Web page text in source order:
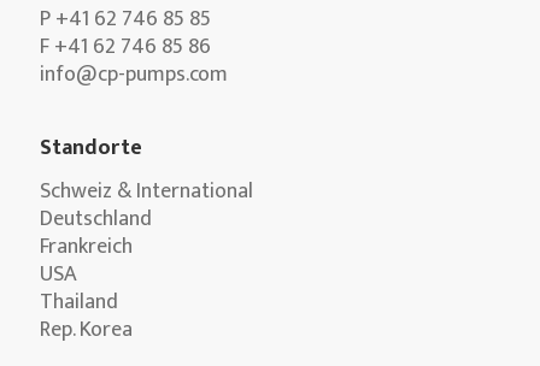
P +41 62 746 85 85
F +41 62 746 85 86
info@cp-pumps.com
Standorte
Schweiz & International
Deutschland
Frankreich
USA
Thailand
Rep. Korea